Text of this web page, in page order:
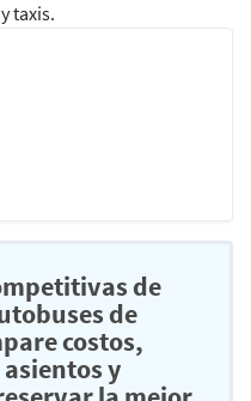
taxis.
de
de
costos,
y